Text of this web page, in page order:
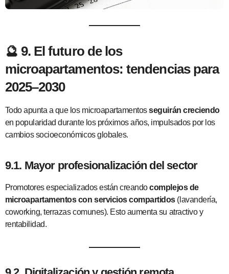
🔮 9. El futuro de los
microapartamentos: tendencias para
2025–2030
Todo apunta a que los microapartamentosseguirán creciendo
en popularidad durante los próximos años, impulsados por los
cambios socioeconómicos globales.
9.1. Mayor profesionalización del sector
Promotores especializados están creandocomplejos de
microapartamentos con servicios compartidos(lavandería,
coworking, terrazas comunes). Esto aumenta su atractivo y
rentabilidad.